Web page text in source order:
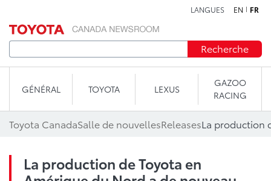
LANGUES EN FR
Recherche
GÉNÉRAL TOYOTA LEXUS
GAZOO
RACING
Toyota CanadaSalle de nouvellesReleases
La production de Toyota en